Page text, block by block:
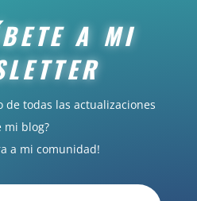
A MI
de todas las actualizaciones
mi blog?
a mi comunidad!